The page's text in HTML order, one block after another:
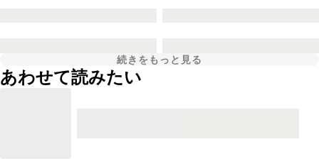
続きをもっと見る
あわせて読みたい